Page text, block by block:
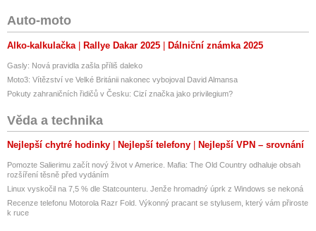
Auto-moto
Alko-kalkulačka Rallye Dakar 2025 Dálniční známka 2025
Gasly: Nová pravidla zašla příliš daleko
Moto3: Vítězství ve Velké Británii nakonec vybojoval David Almansa
Pokuty zahraničních řidičů v Česku: Cizí značka jako privilegium?
Věda a technika
Nejlepší chytré hodinky Nejlepší telefony Nejlepší VPN – srovnání
Pomozte Salierimu začít nový život v Americe. Mafia: The Old Country odhaluje obsah
rozšíření těsně před vydáním
Linux vyskočil na 7,5 % dle Statcounteru. Jenže hromadný úprk z Windows se nekoná
Recenze telefonu Motorola Razr Fold. Výkonný pracant se stylusem, který vám přiroste
k ruce